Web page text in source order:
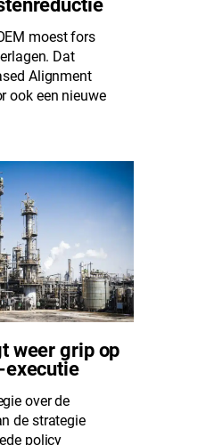
moest fors
Dat
Alignment
ook een nieuwe
weer grip op
over de
de strategie
policy